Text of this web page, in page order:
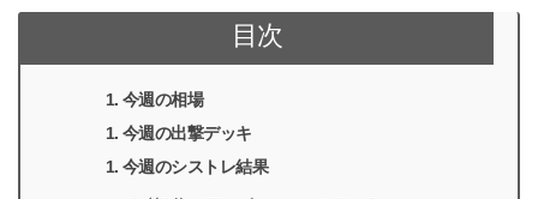
目次
今週の相場
今週の出撃デッキ
今週のシストレ結果